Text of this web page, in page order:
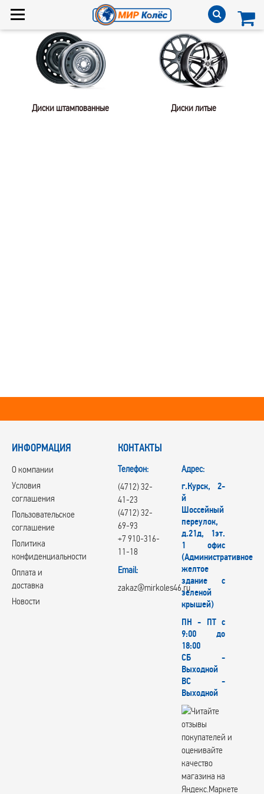
Диски штампованные Диски литые
ИНФОРМАЦИЯ
О компании
Условия
соглашения
Пользовательское
соглашение
Политика
конфиденциальности
Оплата и
доставка
Новости
КОНТАКТЫ
Телефон:
(4712) 32-
41-23
(4712) 32-
69-93
+7 910-316-
11-18
Email:
zakaz@mirkoles46.ru
Адрес:
г.Курск, 2-
й
Шоссейный
переулок,
д.21д, 1эт.
1 офис
(Административное
желтое
здание с
зеленой
крышей)
ПН - ПТ с
9:00 до
18:00
СБ -
Выходной
ВС -
Выходной